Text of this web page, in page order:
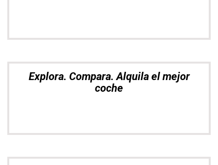
Explora. Compara. Alquila el mejor
coche